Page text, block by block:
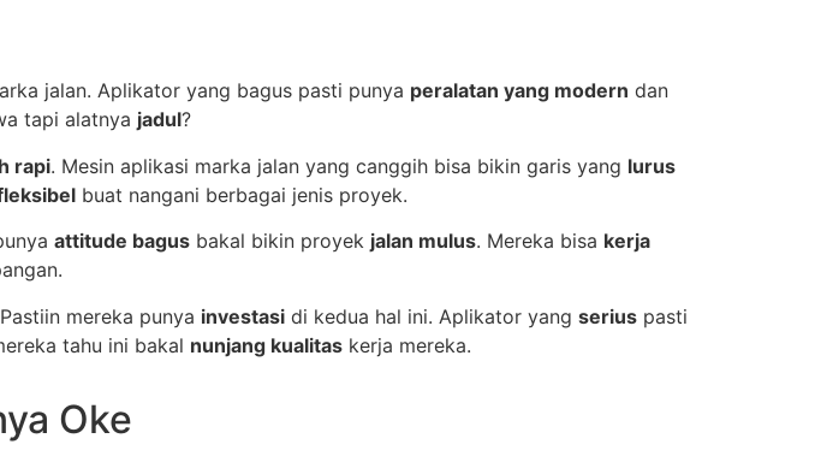
jalan. Aplikator yang bagus pasti punya peralatan yang modern dan
tapi alatnya jadul?
rapi. Mesin aplikasi marka jalan yang canggih bisa bikin garis yang lurus
buat nangani berbagai jenis proyek.
attitude bagus bakal bikin proyek jalan mulus. Mereka bisa kerja
mereka punya investasi di kedua hal ini. Aplikator yang serius pasti
tahu ini bakal nunjang kualitas kerja mereka.
Oke